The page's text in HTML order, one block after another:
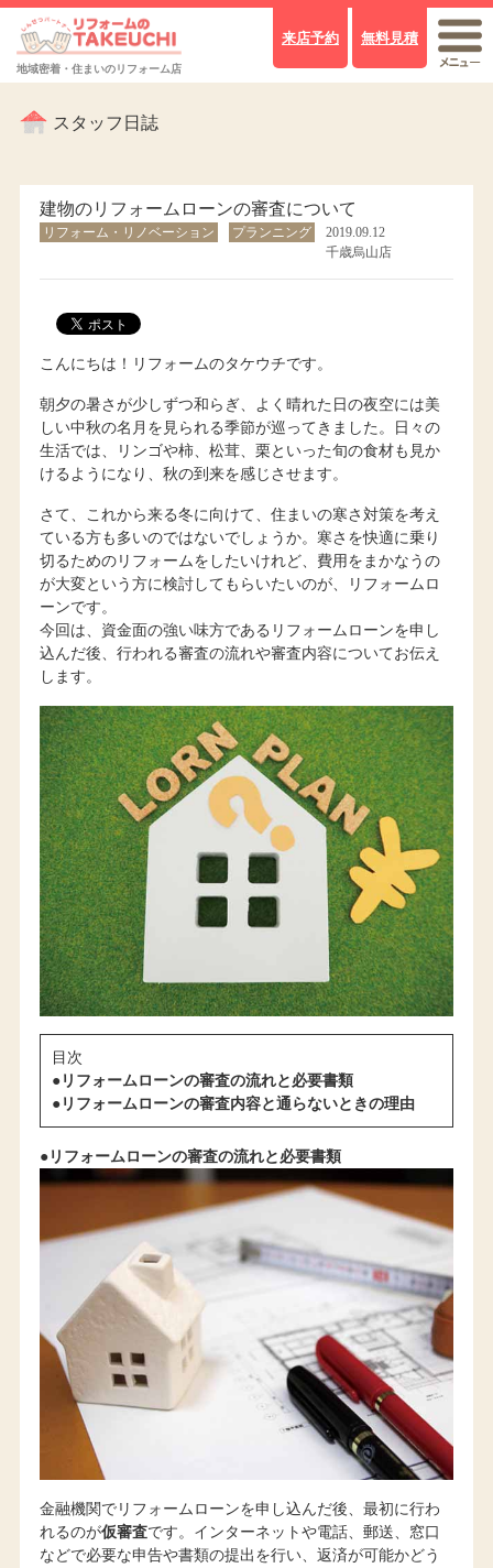
地域密着・住まいのリフォーム店
来店予約 無料見積
スタッフ日誌
建物のリフォームローンの審査について
リフォーム・リノベーション プランニング
2019.09.12
千歳烏山店
こんにちは！リフォームのタケウチです。
朝夕の暑さが少しずつ和らぎ、よく晴れた日の夜空には美
しい中秋の名月を見られる季節が巡ってきました。日々の
生活では、リンゴや柿、松茸、栗といった旬の食材も見か
けるようになり、秋の到来を感じさせます。
さて、これから来る冬に向けて、住まいの寒さ対策を考え
ている方も多いのではないでしょうか。寒さを快適に乗り
切るためのリフォームをしたいけれど、費用をまかなうの
が大変という方に検討してもらいたいのが、リフォームロ
ーンです。
今回は、資金面の強い味方であるリフォームローンを申し
込んだ後、行われる審査の流れや審査内容についてお伝え
します。
目次
●リフォームローンの審査の流れと必要書類
●リフォームローンの審査内容と通らないときの理由
●リフォームローンの審査の流れと必要書類
金融機関でリフォームローンを申し込んだ後、最初に行わ
れるのが仮審査です。インターネットや電話、郵送、窓口
などで必要な申告や書類の提出を行い、返済が可能かどう